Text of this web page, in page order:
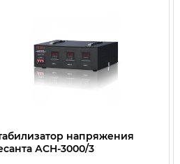
напряжения
АСН-3000/3